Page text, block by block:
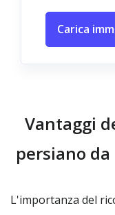
Carica
Vantaggi
persiano
L'importanza del